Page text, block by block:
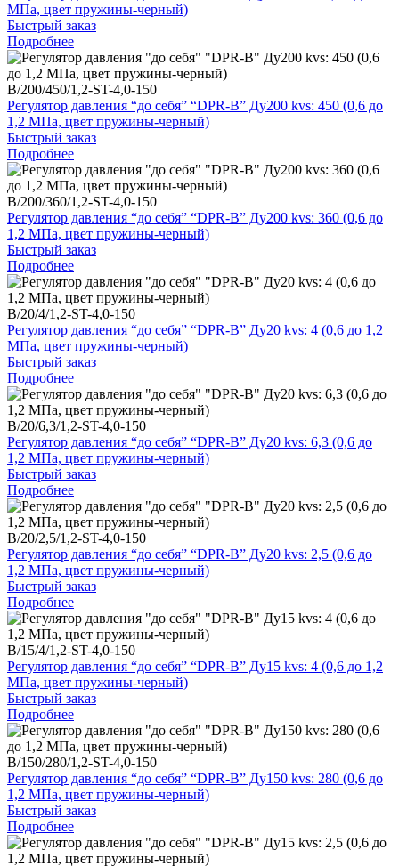
МПа, цвет пружины-черный)
Быстрый заказ
Подробнее
B/200/450/1,2-ST-4,0-150
Регулятор давления “до себя” “DPR-B” Ду200 kvs: 450 (0,6 до
1,2 МПа, цвет пружины-черный)
Быстрый заказ
Подробнее
B/200/360/1,2-ST-4,0-150
Регулятор давления “до себя” “DPR-B” Ду200 kvs: 360 (0,6 до
1,2 МПа, цвет пружины-черный)
Быстрый заказ
Подробнее
B/20/4/1,2-ST-4,0-150
Регулятор давления “до себя” “DPR-B” Ду20 kvs: 4 (0,6 до 1,2
МПа, цвет пружины-черный)
Быстрый заказ
Подробнее
B/20/6,3/1,2-ST-4,0-150
Регулятор давления “до себя” “DPR-B” Ду20 kvs: 6,3 (0,6 до
1,2 МПа, цвет пружины-черный)
Быстрый заказ
Подробнее
B/20/2,5/1,2-ST-4,0-150
Регулятор давления “до себя” “DPR-B” Ду20 kvs: 2,5 (0,6 до
1,2 МПа, цвет пружины-черный)
Быстрый заказ
Подробнее
B/15/4/1,2-ST-4,0-150
Регулятор давления “до себя” “DPR-B” Ду15 kvs: 4 (0,6 до 1,2
МПа, цвет пружины-черный)
Быстрый заказ
Подробнее
B/150/280/1,2-ST-4,0-150
Регулятор давления “до себя” “DPR-B” Ду150 kvs: 280 (0,6 до
1,2 МПа, цвет пружины-черный)
Быстрый заказ
Подробнее